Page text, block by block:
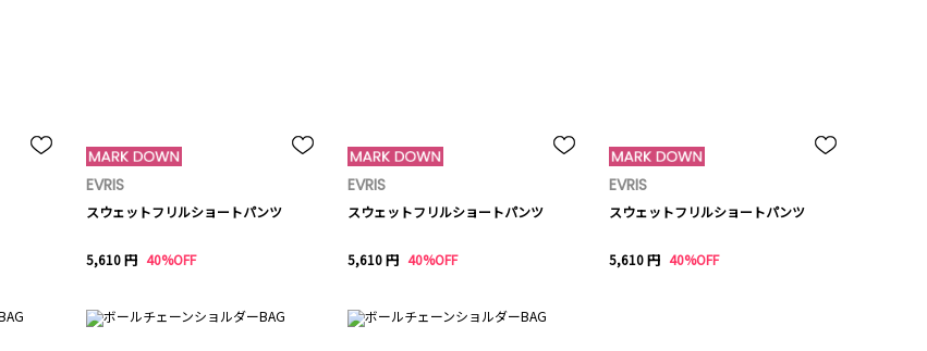
EVRIS
スウェットフリルショートパンツ
5,610 円 40%OFF
EVRIS
スウェットフリルショートパンツ
5,610 円 40%OFF
EVRIS
スウェットフリルショートパンツ
5,610 円 40%OFF